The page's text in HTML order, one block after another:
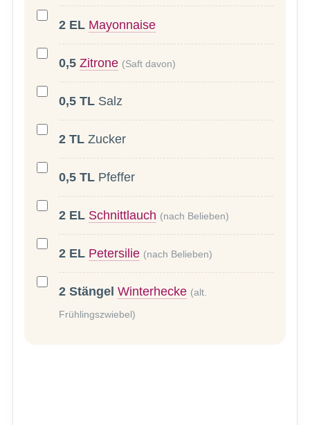
2 EL Mayonnaise
0,5 Zitrone (Saft davon)
0,5 TL Salz
2 TL Zucker
0,5 TL Pfeffer
2 EL Schnittlauch (nach Belieben)
2 EL Petersilie (nach Belieben)
2 Stängel Winterhecke (alt.
Frühlingszwiebel)